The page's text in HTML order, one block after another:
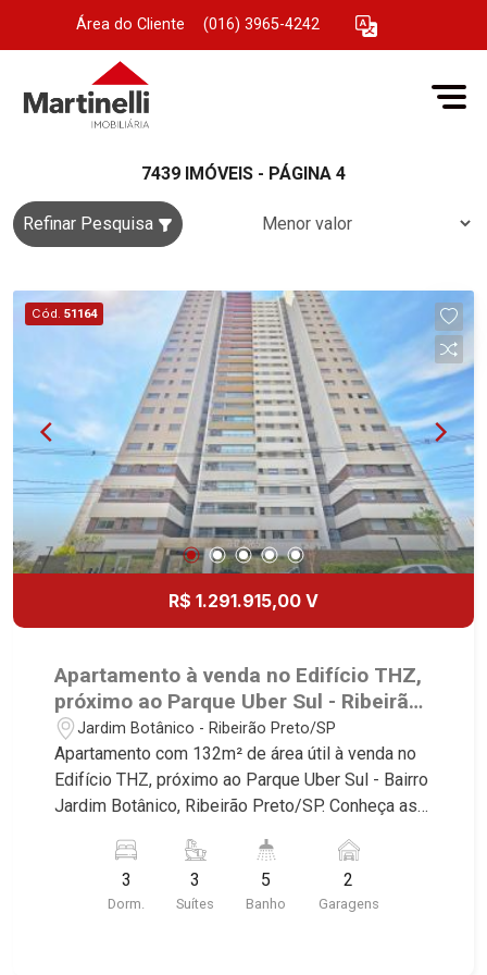
Área do Cliente (016) 3965-4242
7439 IMÓVEIS - PÁGINA 4
Refinar Pesquisa
Cód. 51164
R$ 1.291.915,00 V
Apartamento à venda no Edifício THZ,
próximo ao Parque Uber Sul - Ribeirão
Preto/SP.
Jardim Botânico - Ribeirão Preto/SP
Apartamento com 132m² de área útil à venda no
Edifício THZ, próximo ao Parque Uber Sul - Bairro
Jardim Botânico, Ribeirão Preto/SP. Conheça as
Imobiliária selecionou para você: - 132m² de área
útil - 3 suítes - Sala 2 ambientes - Lavabo -
Cozinha - Área de serviço - Banheiro de serviço -
3
Dorm.
3
Suítes
5
Banho
2
Garagens